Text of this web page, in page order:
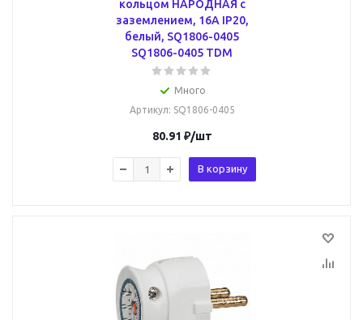
кольцом НАРОДНАЯ с
заземлением, 16А IP20,
белый, SQ1806-0405
SQ1806-0405 TDM
Много
Артикул: SQ1806-0405
80.91 ₽/шт
В корзину